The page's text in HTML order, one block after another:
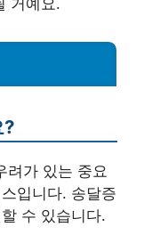
?
려가 있는 중요
입니다. 송달증
수 있습니다.